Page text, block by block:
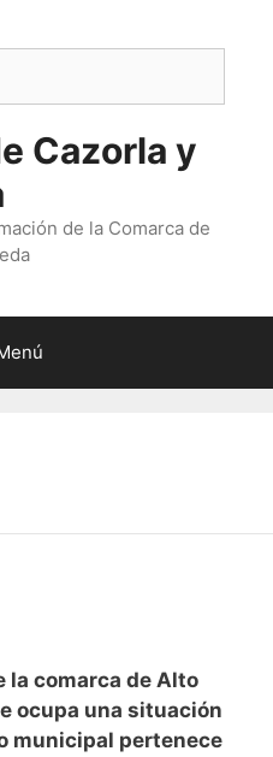
Cazorla y
de la Comarca de
la comarca de Alto
ocupa una situación
municipal pertenece